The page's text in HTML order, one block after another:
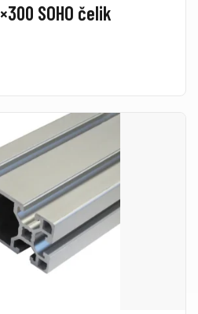
SOHO čelik